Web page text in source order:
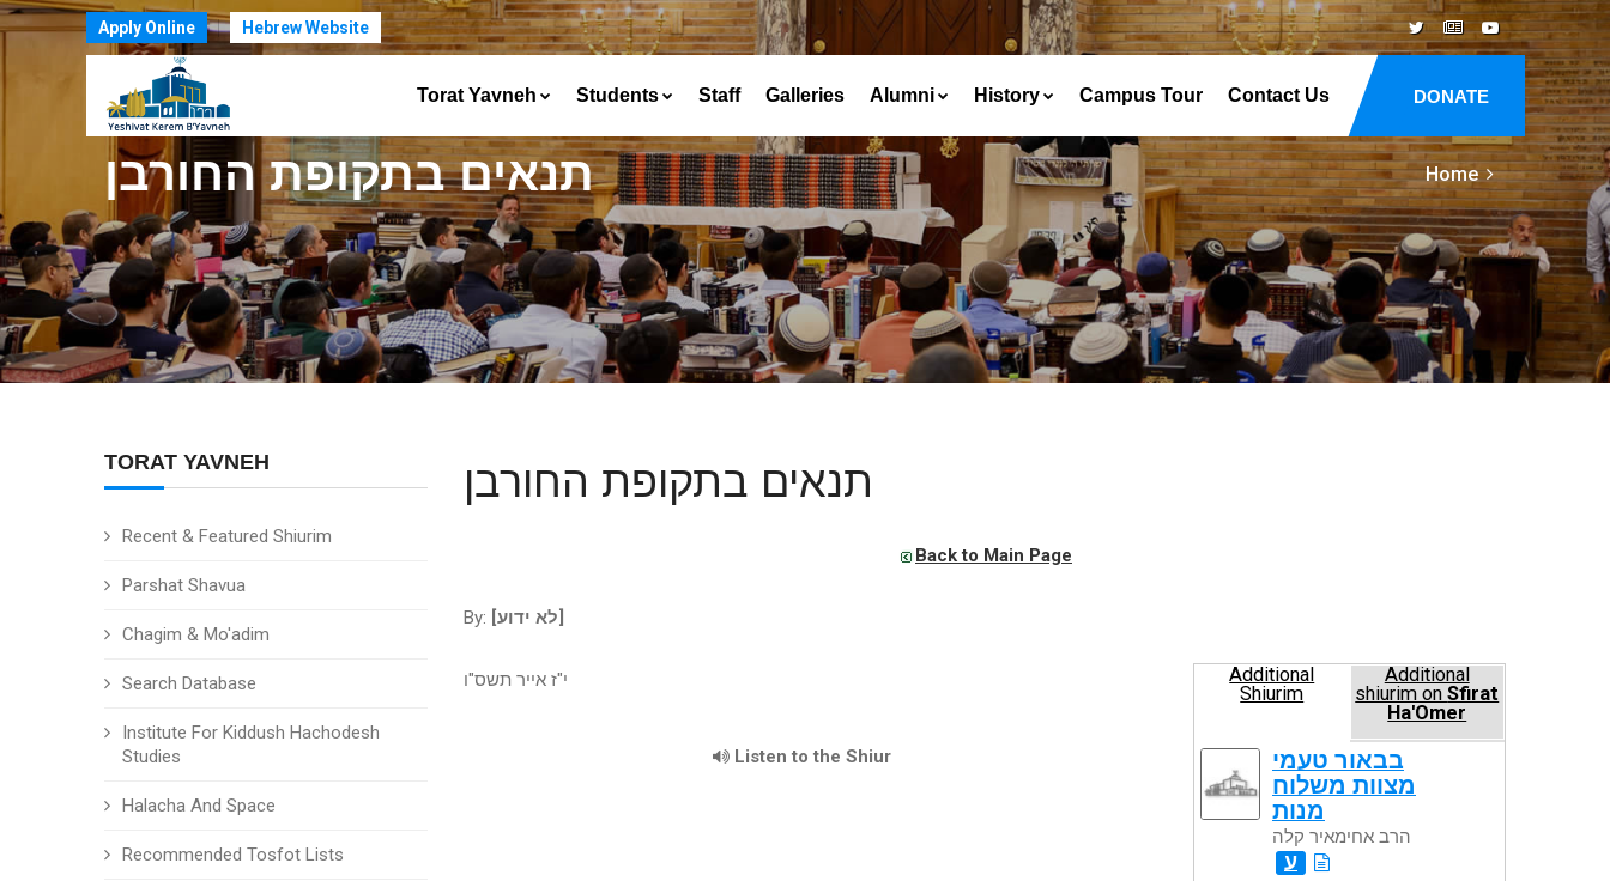
Apply Online Hebrew Website
DONATE
Torat Yavneh Students Staff Galleries Alumni History Campus Tour Contact Us
תנאים בתקופת החורבן Home
TORAT YAVNEH
Recent & Featured Shiurim
Parshat Shavua
Chagim & Mo'adim
Search Database
Institute For Kiddush Hachodesh
Studies
Halacha And Space
Recommended Tosfot Lists
תנאים בתקופת החורבן
Back to Main Page
By: [לא ידוע]
י"ז אייר תשס"ו
Listen to the Shiur
Additional
Shiurim
Additional
shiurim onSfirat
Ha'Omer
בבאור טעמי
מצוות משלוח
מנות
הרב אחימאיר קלה
ע